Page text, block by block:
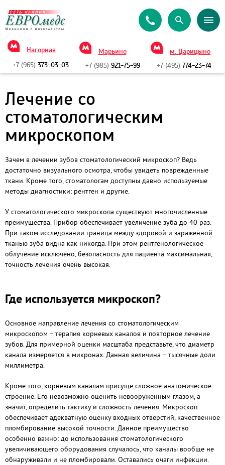
Нагорная
+7 (965) 373-03-03
Марьино
+7 (985)921-75-99
м. Царицыно
+7 (495) 774-23-74
Лечение со
стоматологическим
микроскопом
Зачем в лечении зубов стоматологический микроскоп? Ведь
достаточно визуального осмотра, чтобы увидеть поврежденные
ткани. Кроме того, стоматологам доступны давно используемые
методы диагностики: рентген и другие.
У стоматологического микроскопа существуют многочисленные
преимущества. Прибор обеспечивает увеличение зуба до 40 раз.
При таком исследовании граница между здоровой и зараженной
тканью зуба видна как никогда. При этом рентгенологическое
облучение исключено, безопасность для пациента максимальная,
точность лечения очень высокая.
Где используется микроскоп?
Основное направление лечения со стоматологическим
микроскопом – терапия корневых каналов и повторное лечение
зубов. Для примерной оценки масштаба представьте, что диаметр
канала измеряется в микронах. Данная величина – тысячные доли
миллиметра.
Кроме того, корневым каналам присуще сложное анатомическое
строение. Его невозможно оценить невооруженным глазом, а
значит, определить тактику и сложность лечения. Микроскоп
обеспечивает адекватную оценку входных отверстий, качественное
пломбирование высокой точности. Данное преимущество
особенно важно: до использования стоматологического
увеличивающего оборудования случалось, что каналы вообще не
обнаруживали и не пломбировали. Оставались очаги инфекции.